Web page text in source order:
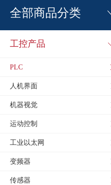
全部商品分类
工控产品
PLC
人机界面
机器视觉
运动控制
工业以太网
变频器
传感器